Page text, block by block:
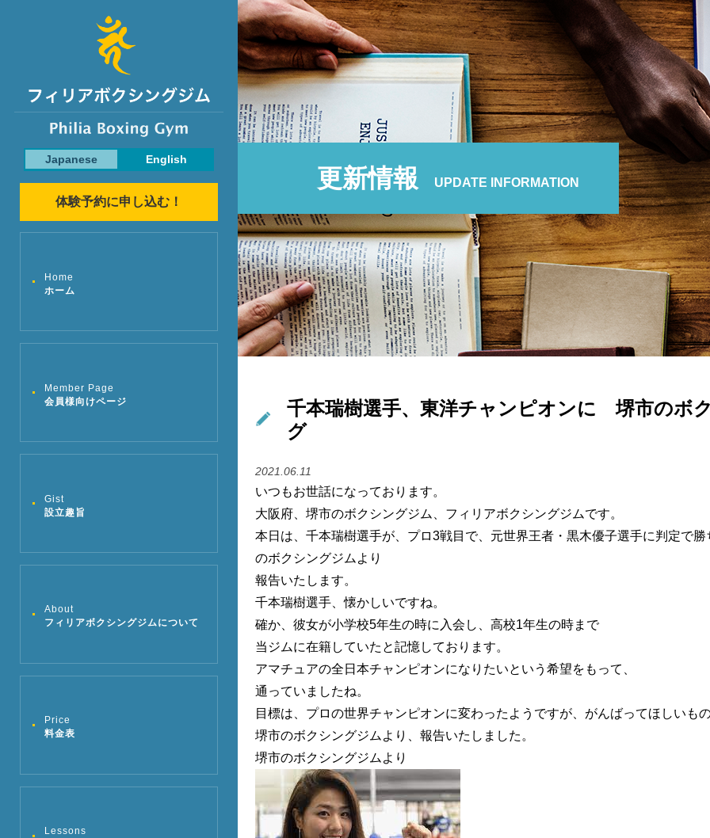
Japanese English
体験予約に申し込む！
Home
ホーム
Member Page
会員様向けページ
Gist
設立趣旨
About
フィリアボクシングジムについて
Price
料金表
Lessons
更新情報 UPDATE INFORMATION
千本瑞樹選手、東洋チャンピオンに 堺市の
グ
2021.06.11
いつもお世話になっております。
大阪府、堺市のボクシングジム、フィリアボクシングジムです。
本日は、千本瑞樹選手が、プロ3戦目で、元世界王者・黒木優子選手に判定で
のボクシングジムより
報告いたします。
千本瑞樹選手、懐かしいですね。
確か、彼女が小学校5年生の時に入会し、高校1年生の時まで
当ジムに在籍していたと記憶しております。
アマチュアの全日本チャンピオンになりたいという希望をもって、
通っていましたね。
目標は、プロの世界チャンピオンに変わったようですが、がんばってほしいもの
堺市のボクシングジムより、報告いたしました。
堺市のボクシングジムより